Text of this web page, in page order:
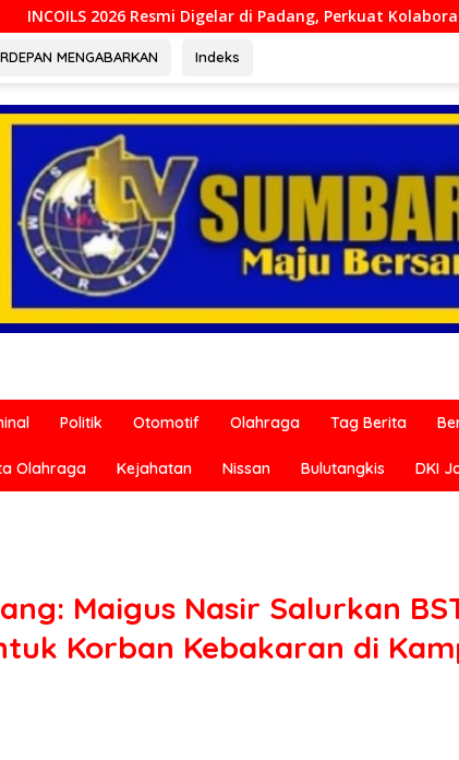
di Padang, Perkuat Kolaborasi Riset Islam Bertaraf
MENGABARKAN Indeks
Politik Otomotif Olahraga Tag Berita
Olahraga Kejahatan Nissan Bulutangkis DKI
Maigus Nasir Salurkan
Korban Kebakaran di